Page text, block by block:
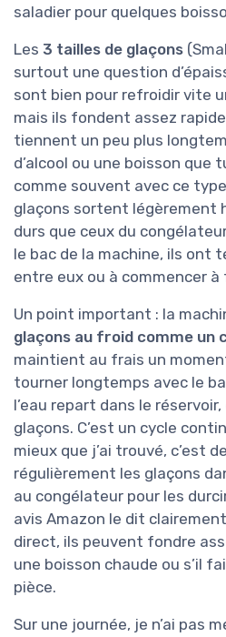
saladier pour quelques
Les 3 tailles de glaçons
surtout une question
sont bien pour refroidir vite
mais ils fondent assez
tiennent un peu plus
d’alcool ou une boisson que
comme souvent avec ce
glaçons sortent légèrement
durs que ceux du
le bac de la machine, ils ont
entre eux ou à commencer
Un point important : la
glaçons au froid comme un
maintient au frais un
tourner longtemps avec le
l’eau repart dans le
glaçons. C’est un cycle
mieux que j’ai trouvé, c’est
régulièrement les glaçons
au congélateur pour les
avis Amazon le dit
direct, ils peuvent fondre
une boisson chaude ou s’il
pièce.
Sur une journée, je n’ai pas